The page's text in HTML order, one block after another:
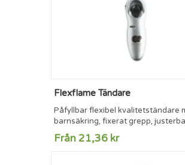
Flexflame Tändare
Påfyllbar flexibel kvalitetständare
barnsäkring, fixerat grepp,
och fönster för avläsning av
Förpackade styckvis i ask.
Från 21,36 kr